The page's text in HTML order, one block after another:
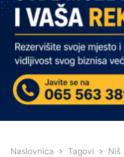
Naslovnica Tagovi Niš